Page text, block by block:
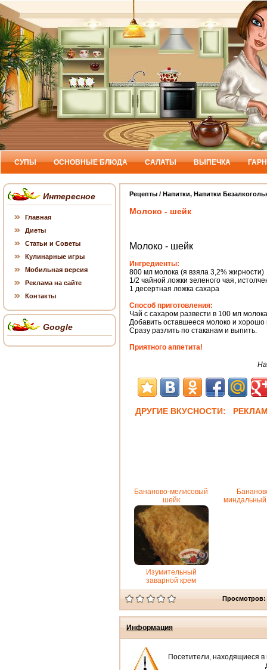
СУПЫ ОСНОВНЫЕ БЛЮДА САЛАТЫ ВЫПЕЧКА
Рецепты / Напитки, Напитки
Молоко - шейк
Молоко - шейк
Ингредиенты:
800 мл молока (я взяла 3,2% жирности)
1/2 чайной ложки зеленого чая,
1 десертная ложка сахара
Способ приготовления:
Чай с сахаром развести в 100 мл
Добавить оставшееся молоко и хорошо
Сразу разлить по стаканам и выпить.
Приятного аппетита!
ДРУГИЕ ВКУСНОСТИ:
Бананово-мелисовый
шейк
Изумительный
заварной крем
Информация
Посетители, находящиеся в
Интересное
Главная
Диеты
Статьи и Советы
Кулинарные игры
Мобильная версия
Реклама на сайте
Контакты
Google